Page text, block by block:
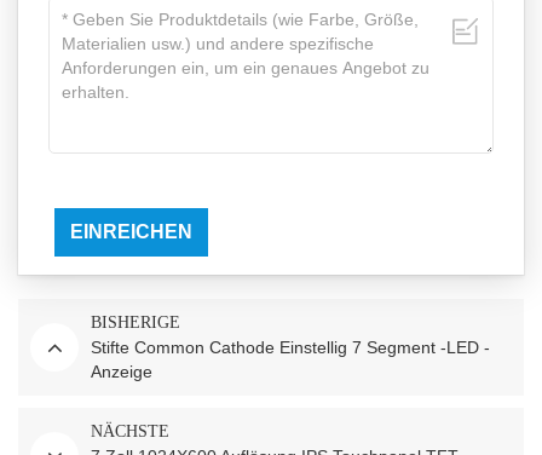
EINREICHEN
BISHERIGE
Stifte Common Cathode Einstellig 7 Segment -LED -
Anzeige
NÄCHSTE